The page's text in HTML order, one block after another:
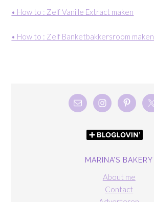
• How to : Zelf Vanille Extract maken
• How to : Zelf Banketbakkersroom maken
MARINA’S BAKERY
About me
Contact